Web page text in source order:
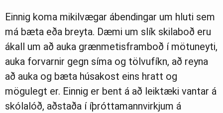
Einnig koma mikilvægar ábendingar um hluti sem
má bæta eða breyta. Dæmi um slík skilaboð eru
ákall um að auka grænmetisframboð í mötuneyti,
auka forvarnir gegn síma og tölvufíkn, að reyna
að auka og bæta húsakost eins hratt og
mögulegt er. Einnig er bent á að leiktæki vantar á
skólalóð, aðstaða í íþróttamannvirkjum á